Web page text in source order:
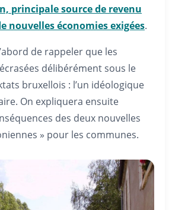
principale source de revenu
nouvelles économies exigées.
de rappeler que les
délibérément sous le
bruxellois : l’un idéologique
On expliquera ensuite
des deux nouvelles
» pour les communes.